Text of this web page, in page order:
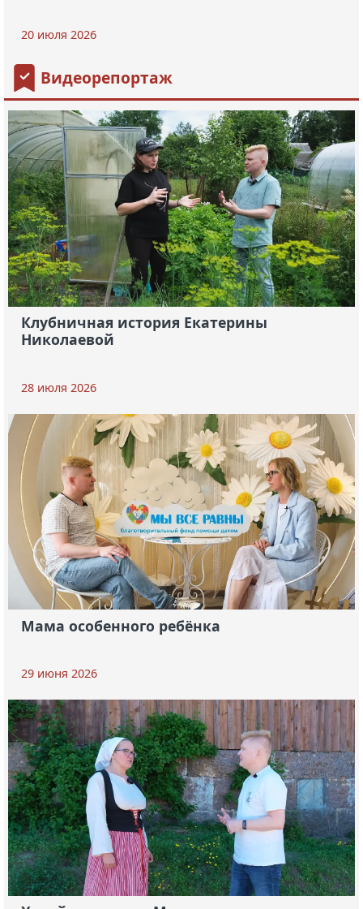
20 июля 2026
Видеорепортаж
Клубничная история Екатерины
Николаевой
28 июля 2026
Мама особенного ребёнка
29 июня 2026